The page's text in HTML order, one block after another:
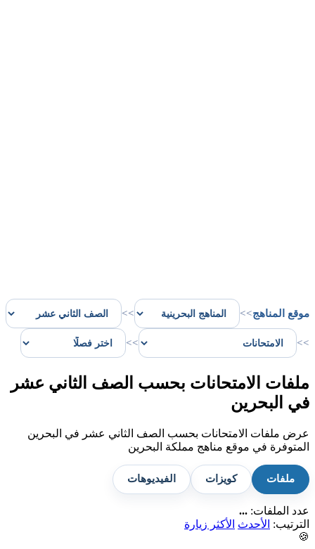
موقع المناهج>>
>>
>>
>>
ملفات الامتحانات بحسب الصف الثاني عشر
في البحرين
عرض ملفات الامتحانات بحسب الصف الثاني عشر في البحرين
المتوفرة في موقع مناهج مملكة البحرين
ملفات كويزات الفيديوهات
عدد الملفات: ...
الترتيب:
الأحدث
الأكثر زيارة
🍪